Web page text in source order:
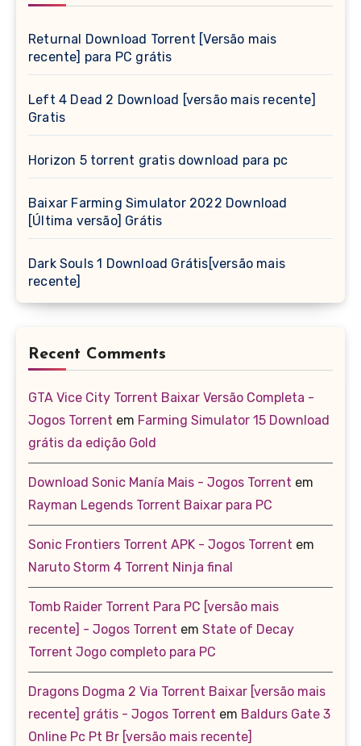
Returnal Download Torrent [Versão mais
recente] para PC grátis
Left 4 Dead 2 Download [versão mais recente]
Gratis
Horizon 5 torrent gratis download para pc
Baixar Farming Simulator 2022 Download
[Última versão] Grátis
Dark Souls 1 Download Grátis[versão mais
recente]
Recent Comments
GTA Vice City Torrent Baixar Versão Completa -
Jogos Torrent em Farming Simulator 15 Download
grátis da edição Gold
Download Sonic Manía Mais - Jogos Torrent em
Rayman Legends Torrent Baixar para PC
Sonic Frontiers Torrent APK - Jogos Torrent em
Naruto Storm 4 Torrent Ninja final
Tomb Raider Torrent Para PC [versão mais
recente] - Jogos Torrent em State of Decay
Torrent Jogo completo para PC
Dragons Dogma 2 Via Torrent Baixar [versão mais
recente] grátis - Jogos Torrent em Baldurs Gate 3
Online Pc Pt Br [versão mais recente]